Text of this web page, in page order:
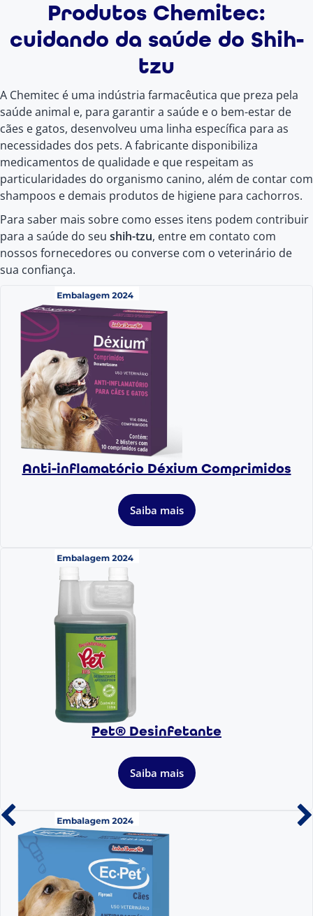
Produtos Chemitec:
cuidando da saúde do Shih-
tzu
A Chemitec é uma indústria farmacêutica que preza pela
saúde animal e, para garantir a saúde e o bem-estar de
cães e gatos, desenvolveu uma linha específica para as
necessidades dos pets. A fabricante disponibiliza
medicamentos de qualidade e que respeitam as
particularidades do organismo canino, além de contar com
shampoos e demais produtos de higiene para cachorros.
Para saber mais sobre como esses itens podem contribuir
para a saúde do seu shih-tzu, entre em contato com
nossos fornecedores ou converse com o veterinário de
sua confiança.
Anti-inflamatório Déxium Comprimidos
Saiba mais
Pet® Desinfetante
Saiba mais